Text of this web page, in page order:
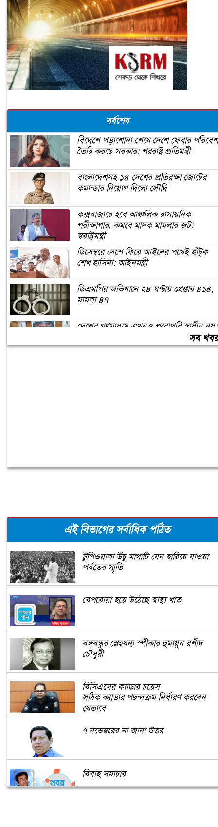
সর্বশেষ
বিদেশে পড়াশোনা শেষে দেশে ফেরার পরিবেশ
তৈরি করছে সরকার: পররাষ্ট্র প্রতিমন্ত্রী
বাংলাদেশসহ ১৪ দেশের প্রতিরক্ষা জোটের
কমান্ডার নিয়োগ দিলো সৌদি
কক্সবাজারে হবে আঞ্চলিক রাসায়নিক
পরীক্ষাগার, কমবে মাদক মামলার জট:
স্বরাষ্ট্রমন্ত্রী
ডিসেম্বরে দেশে ফিরে আইনের পথেই হাঁটুক
শেখ হাসিনা: আইনমন্ত্রী
ডিএমপির অভিযানে ২৪ ঘণ্টায় গ্রেপ্তার ৪১৪,
মামলা ৪৭
দেশের গণমাধ্যম এখনও পুরোপুরি স্বাধীন নয়:
সব
এই বিভাগের সর্বাধিক পঠিত
টুপিওয়ালা উঁচু মাথাটি যেন হারিয়ে যাওয়া
পর্বতের স্মৃতি
বেপরোয়া হয়ে উঠেছে স্বাস্থ্য খাত
বঙ্গবন্ধুর স্নেহধন্য স্পীকার হুমায়ুন রশীদ
চৌধুরী
বিসিএসের ক্যাডার চয়েস
সঠিক ক্যাডার পছন্দক্রম নির্ধারণ করবেন
যেভাবে
৭ নভেম্বরের না জানা উত্তর
বিবাহ সমাচার